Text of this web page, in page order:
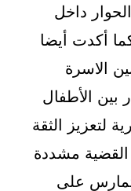
داخل
أكدت أيضا
الاسرة
بين الأطفال
لتعزيز الثقة
مشددة
على